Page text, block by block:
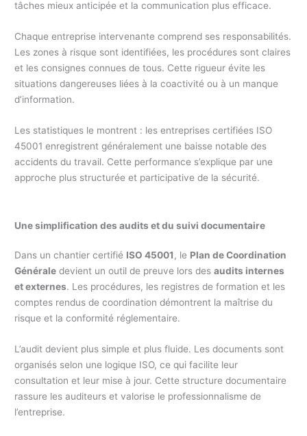
tâches mieux anticipée et la communication plus efficace.
Chaque entreprise intervenante comprend ses responsabilités.
Les zones à risque sont identifiées, les procédures sont claires
et les consignes connues de tous. Cette rigueur évite les
situations dangereuses liées à la coactivité ou à un manque
d’information.
Les statistiques le montrent : les entreprises certifiées ISO
45001 enregistrent généralement une baisse notable des
accidents du travail. Cette performance s’explique par une
approche plus structurée et participative de la sécurité.
Une simplification des audits et du suivi documentaire
Dans un chantier certifié ISO 45001 , le Plan de Coordination
Générale devient un outil de preuve lors desaudits internes
et externes. Les procédures, les registres de formation et les
comptes rendus de coordination démontrent la maîtrise du
risque et la conformité réglementaire.
L’audit devient plus simple et plus fluide. Les documents sont
organisés selon une logique ISO, ce qui facilite leur
consultation et leur mise à jour. Cette structure documentaire
rassure les auditeurs et valorise le professionnalisme de
l’entreprise.